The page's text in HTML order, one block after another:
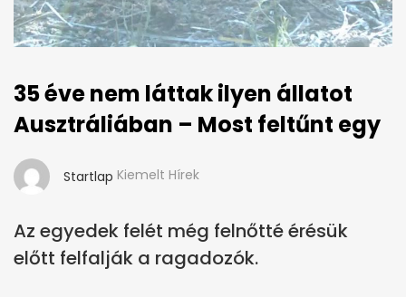
35 éve nem láttak ilyen állatot
Ausztráliában – Most feltűnt egy
Startlap Kiemelt Hírek
Az egyedek felét még felnőtté érésük
előtt felfalják a ragadozók.